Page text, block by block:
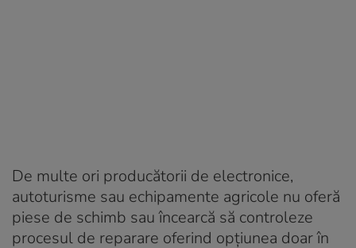
De multe ori producătorii de electronice,
autoturisme sau echipamente agricole nu oferă
piese de schimb sau încearcă să controleze
procesul de reparare oferind opțiunea doar în